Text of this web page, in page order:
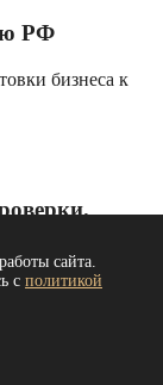
РФ
бизнеса к
для
сайта.
с политикой